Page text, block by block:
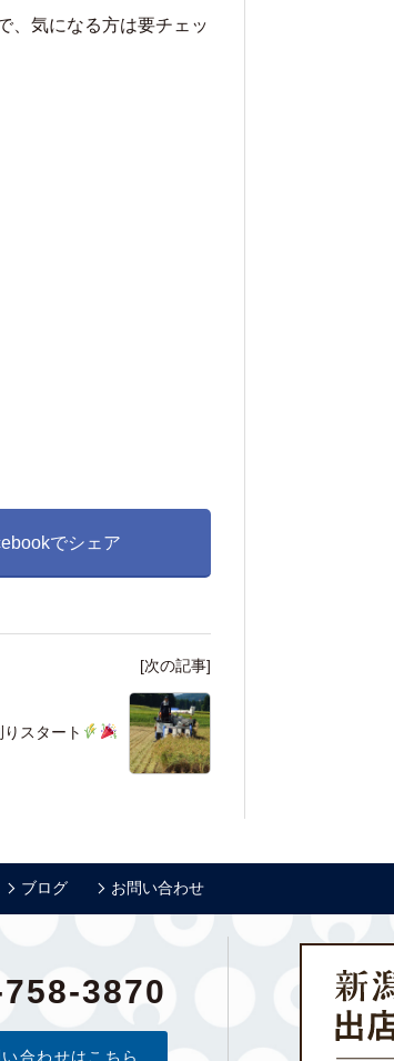
、気になる方は要チェッ
でシェア
[次の記事]
スタート
ブログ お問い合わせ
3870
合わせはこちら